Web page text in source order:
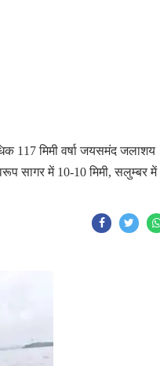
117 मिमी वर्षा जयसमंद जलाशय
सागर में 10-10 मिमी, सलुम्बर में